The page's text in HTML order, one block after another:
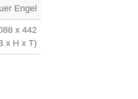
Engel
x 442
x H x T)